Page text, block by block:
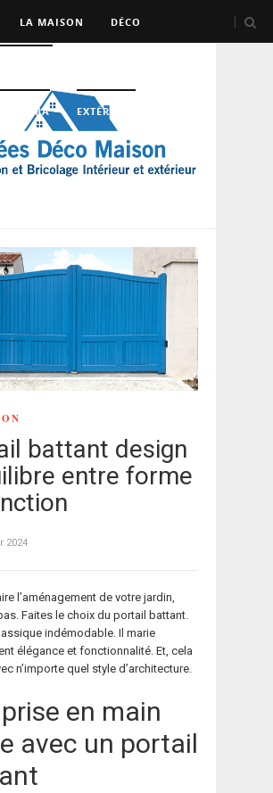
LA MAISON DÉCO
SPA EXTÉRIEUR
battant design
entre forme
2024
l’aménagement de votre jardin,
Faites le choix du portail battant.
indémodable. Il marie
élégance et fonctionnalité. Et, cela
n’importe quel style d’architecture.
en main
avec un portail